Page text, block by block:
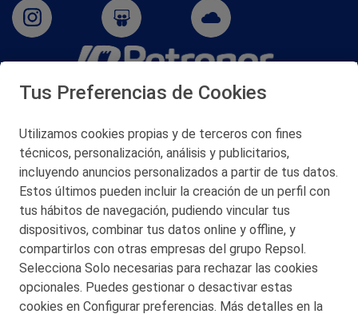
San Martín 5-Edificio Muñatones,
© 2026 Petronor S.A.
CONTACTO
MAPA WEB
POLITICA DE PRIVACIDAD
Tus Preferencias de Cookies
Utilizamos cookies propias y de terceros con fines
técnicos, personalización, análisis y publicitarios,
incluyendo anuncios personalizados a partir de tus datos.
Estos últimos pueden incluir la creación de un perfil con
tus hábitos de navegación, pudiendo vincular tus
dispositivos, combinar tus datos online y offline, y
compartirlos con otras empresas del grupo Repsol.
Selecciona Solo necesarias para rechazar las cookies
opcionales. Puedes gestionar o desactivar estas
cookies en Configurar preferencias. Más detalles en la